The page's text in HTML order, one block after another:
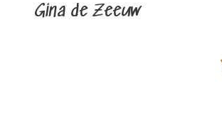
Gina de Zeeuw